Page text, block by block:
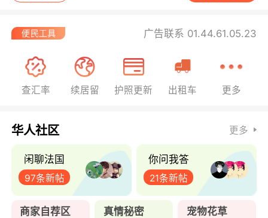
广告联系 01.44.61.05.23
查汇率 续居留 护照更新 出租车 更多
华人社区 更多
闲聊法国
97条新帖
你问我答
21条新帖
商家自荐区 真情秘密 宠物花草